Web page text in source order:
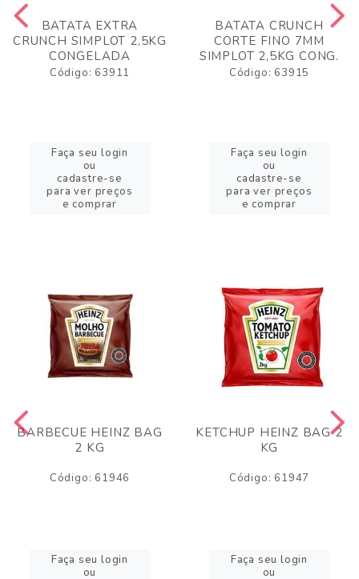
BATATA EXTRA
CRUNCH SIMPLOT 2,5KG
CONGELADA
Código: 63911
Faça seu login
ou
cadastre-se
para ver preços
e comprar
BATATA CRUNCH
CORTE FINO 7MM
SIMPLOT 2,5KG CONG.
Código: 63915
Faça seu login
ou
cadastre-se
para ver preços
e comprar
BARBECUE HEINZ BAG
2 KG
Código: 61946
Faça seu login
ou
KETCHUP HEINZ BAG 2
KG
Código: 61947
Faça seu login
ou